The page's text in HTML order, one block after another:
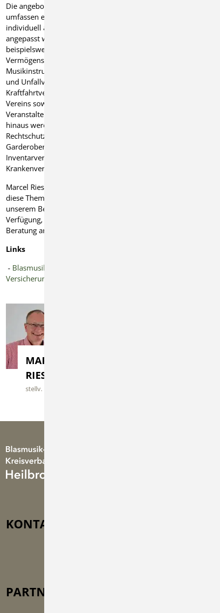
Die angebotenen Versicherungen im Rahmenvertrag
umfassen eine breite Palette von wählbaren Angeboten, die
individuell an die Bedürfnisse des jeweiligen Vereins
angepasst werden können. Zu den Angeboten gehören
beispielsweise Vereins-Haftpflicht-, Unfall- und
Vermögensschaden-Haftpflicht-Versicherung,
Musikinstrumentenversicherung, Veranstalter-Haftpflicht-
und Unfallversicherung für öffentliche Veranstaltungen,
Kraftfahrtversicherung für Dienstreisen im Auftrag des
Vereins sowie Veranstalterhaftpflicht und
Veranstalterunfallversicherung ohne Grundvertrag. Darüber
hinaus werden Versicherungen wie Zeltversicherung, Vereins-
Rechtschutzversicherung, Elektronikversicherung,
Garderobenversicherung, Gebäude- und
Inventarversicherung sowie Auslandsreise-
Krankenversicherung angeboten.
Marcel Rieschl ist hierbei nicht nur unser Ansprechpartner für
diese Themen, sondern offizieller Versicherungs-Pate in
unserem Bereich. Er steht nicht nur für direkte Fragen zur
Verfügung, sondern kann auch gerne für eine ausführlichere
Beratung angesprochen werden.
Links
- Blasmusikverband Baden-Württemberg e.V. -
Versicherungen
MARCEL
RIESCHL
stellv. Kassierer
KONTAKT
PARTNER